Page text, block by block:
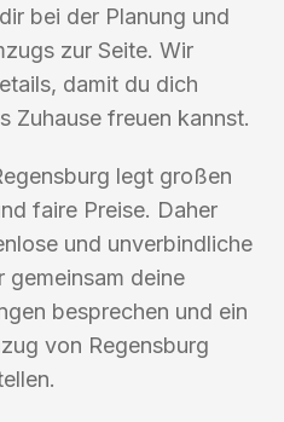
bei der Planung und
zur Seite. Wir
damit du dich
Zuhause freuen kannst.
legt großen
faire Preise. Daher
und unverbindliche
gemeinsam deine
besprechen und ein
von Regensburg